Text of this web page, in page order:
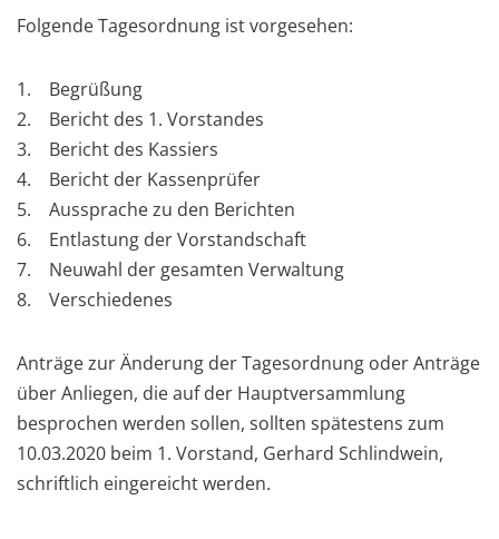
Folgende Tagesordnung ist vorgesehen:
1. Begrüßung
2. Bericht des 1. Vorstandes
3. Bericht des Kassiers
4. Bericht der Kassenprüfer
5. Aussprache zu den Berichten
6. Entlastung der Vorstandschaft
7. Neuwahl der gesamten Verwaltung
8. Verschiedenes
Anträge zur Änderung der Tagesordnung oder Anträge
über Anliegen, die auf der Hauptversammlung
besprochen werden sollen, sollten spätestens zum
10.03.2020 beim 1. Vorstand, Gerhard Schlindwein,
schriftlich eingereicht werden.